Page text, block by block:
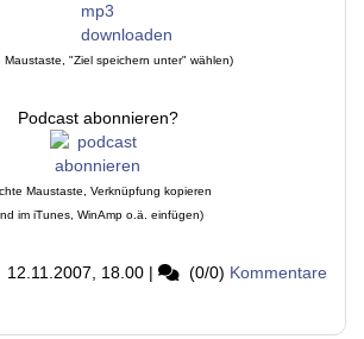
Maustaste, "Ziel speichern unter" wählen)
Podcast abonnieren?
Maustaste, Verknüpfung kopieren
im iTunes, WinAmp o.ä. einfügen)
12.11.2007, 18.00 | (0/0) Kommentare